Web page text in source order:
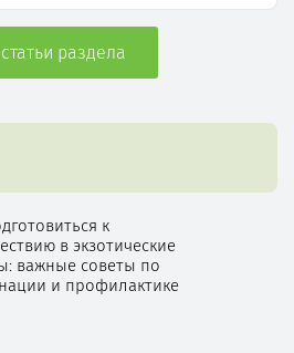
раздела
к
в экзотические
важные советы по
и профилактике